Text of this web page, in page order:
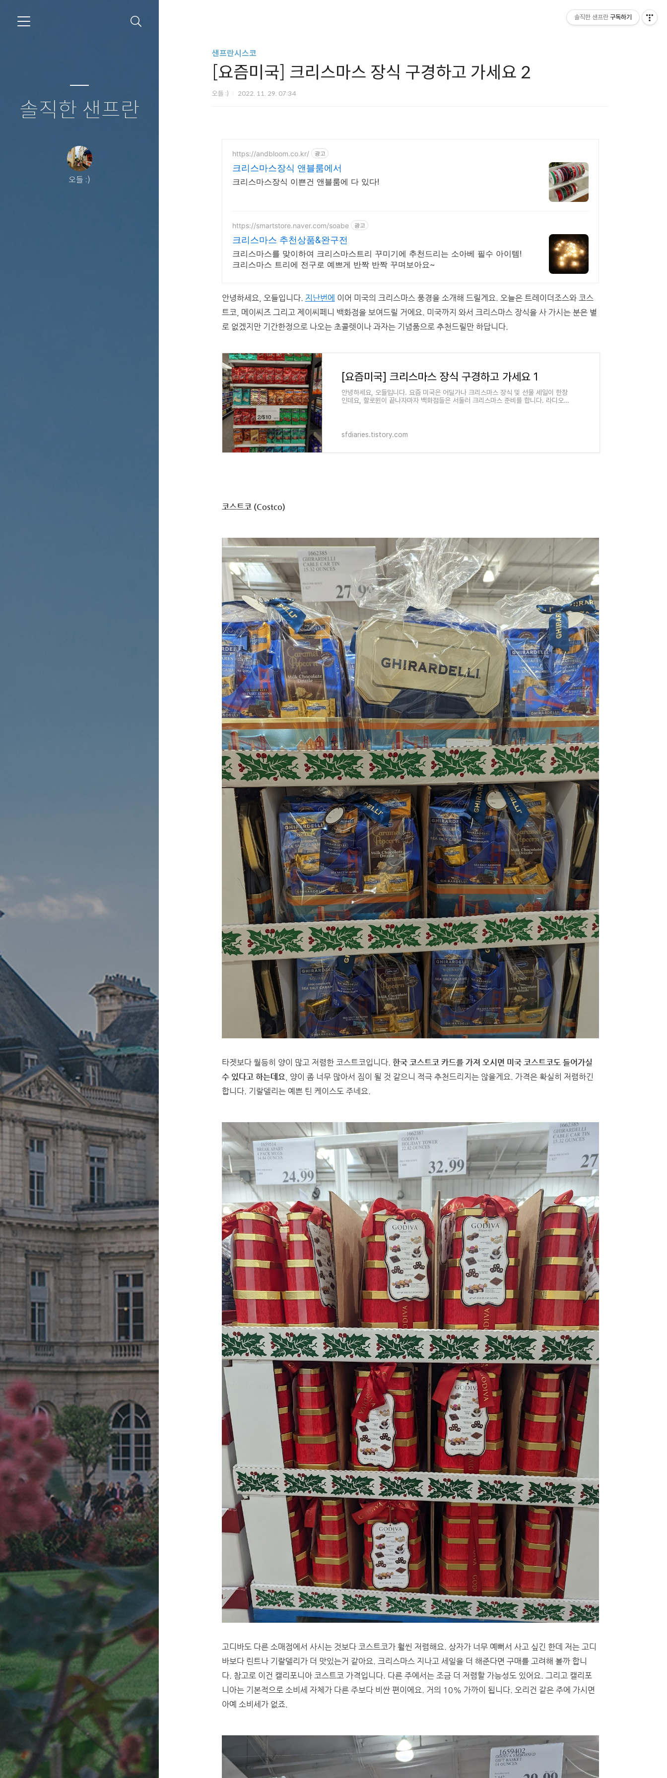
솔직한 샌프란
오들 :)
샌프란시스코
[요즘미국] 크리스마스 장식 구경하고 가세요 2
오들 :) 2022. 11. 29. 07:34
https://andbloom.co.kr/ 광고
크리스마스장식 앤블룸에서
크리스마스장식 이쁜건 앤블룸에 다 있다!
https://smartstore.naver.com/soabe 광고
크리스마스 추천상품&완구전
크리스마스를 맞이하여 크리스마스트리 꾸미기에 추천드리는 소아베 필수 아이템!
크리스마스 트리에 전구로 예쁘게 반짝 반짝 꾸며보아요~
안녕하세요, 오들입니다. 지난번에 이어 미국의 크리스마스 풍경을 소개해 드릴게요. 오늘은 트레이더조스와 코스
트코, 메이씨즈 그리고 제이씨페니 백화점을 보여드릴 거에요. 미국까지 와서 크리스마스 장식을 사 가시는 분은 별
로 없겠지만 기간한정으로 나오는 초콜렛이나 과자는 기념품으로 추천드릴만 하답니다.
[요즘미국] 크리스마스 장식 구경하고 가세요 1
안녕하세요, 오들입니다. 요즘 미국은 어딜가나 크리스마스 장식 및 선물 세일이 한창
인데요, 할로윈이 끝나자마자 백화점들은 서둘러 크리스마스 준비를 합니다. 라디오를
sfdiaries.tistory.com
코스트코 (Costco)
타겟보다 월등히 양이 많고 저렴한 코스트코입니다. 한국 코스트코 카드를 가져 오시면 미국 코스트코도 들어가실
수 있다고 하는데요, 양이 좀 너무 많아서 짐이 될 것 같으니 적극 추천드리지는 않을게요. 가격은 확실히 저렴하긴
합니다. 기랄델리는 예쁜 틴 케이스도 주네요.
고디바도 다른 소매점에서 사시는 것보다 코스트코가 훨씬 저렴해요. 상자가 너무 예뻐서 사고 싶긴 한데 저는 고디
바보다 린트나 기랄델리가 더 맛있는거 같아요. 크리스마스 지나고 세일을 더 해준다면 구매를 고려해 볼까 합니
다. 참고로 이건 캘리포니아 코스트코 가격입니다. 다른 주에서는 조금 더 저렴할 가능성도 있어요. 그리고 캘리포
니아는 기본적으로 소비세 자체가 다른 주보다 비싼 편이에요. 거의 10% 가까이 됩니다. 오리건 같은 주에 가시면
아예 소비세가 없죠.
솔직한 샌프란 구독하기